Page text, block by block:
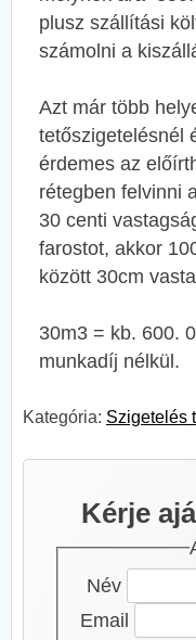
plusz szállítási
számolni a
Azt már több
tetőszigetelésnél
érdemes az
rétegben felvinni
30 centi
farostot, akkor
között 30cm
30m3 = kb. 600.
munkadíj nélkül.
Kategória: Szigetelés
Kérje
Név
Email